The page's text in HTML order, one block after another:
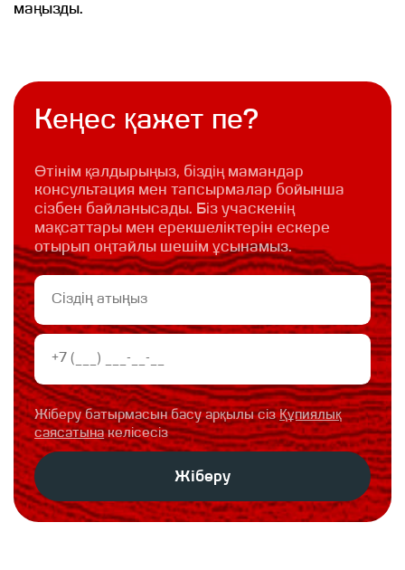
маңызды.
Кеңес қажет пе?
Өтінім қалдырыңыз, біздің мамандар
консультация мен тапсырмалар бойынша
сізбен байланысады. Біз учаскенің
мақсаттары мен ерекшеліктерін ескере
отырып оңтайлы шешім ұсынамыз.
Жіберу батырмасын басу арқылы сізҚұпиялық
саясатынакелісесіз
Жіберу